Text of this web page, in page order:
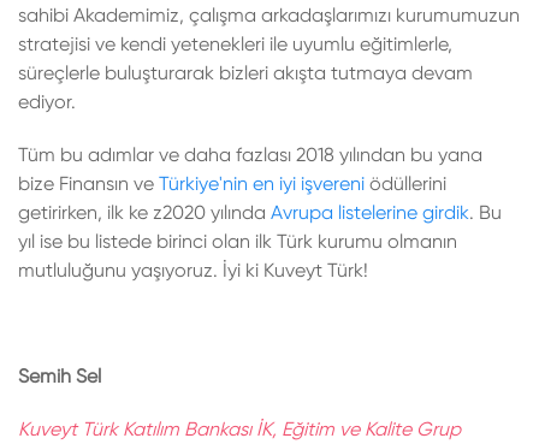
sahibi Akademimiz, çalışma arkadaşlarımızı kurumumuzun
stratejisi ve kendi yetenekleri ile uyumlu eğitimlerle,
süreçlerle buluşturarak bizleri akışta tutmaya devam
ediyor.
Tüm bu adımlar ve daha fazlası 2018 yılından bu yana
bize Finansın ve Türkiye'nin en iyi işvereni ödüllerini
getirirken, ilk ke z2020 yılında Avrupa listelerine girdik. Bu
yıl ise bu listede birinci olan ilk Türk kurumu olmanın
mutluluğunu yaşıyoruz. İyi ki Kuveyt Türk!
Semih Sel
Kuveyt Türk Katılım Bankası İK, Eğitim ve Kalite Grup